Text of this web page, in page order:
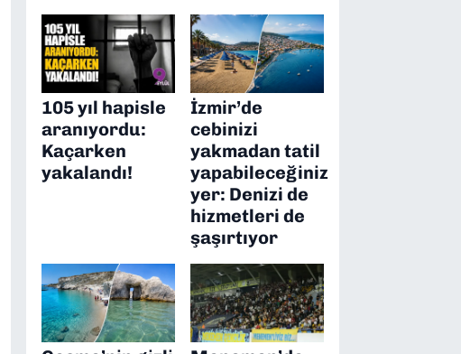
105 yıl hapisle
aranıyordu:
Kaçarken
yakalandı!
İzmir’de
cebinizi
yakmadan tatil
yapabileceğiniz
yer: Denizi de
hizmetleri de
şaşırtıyor